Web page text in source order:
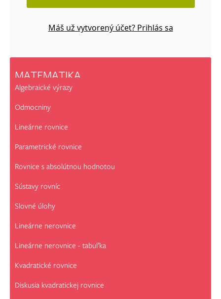
Máš už vytvorený účet? Prihlás sa
MATEMATIKA
Algebraické výrazy
Odmocniny
Lineárne rovnice
Parametrické rovnice
Rovnice s absolútnou hodnotou
Sústavy rovníc
Slovné úlohy
Lineárne nerovnice
Lineárne nerovnice - tabuľka
Kvadratické rovnice
Diskusia kvadratickej rovnice